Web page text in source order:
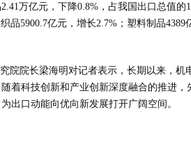
万亿元，下降0.8%，占我国出口总值
品5900.7亿元，增长2.7%；塑料制品
院院长梁海明对记者表示，长期以来，
着科技创新和产业创新深度融合的推进
出口动能向优向新发展打开广阔空间。